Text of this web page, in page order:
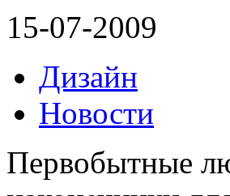
15-07-2009
Дизайн
Новости
Первобытные